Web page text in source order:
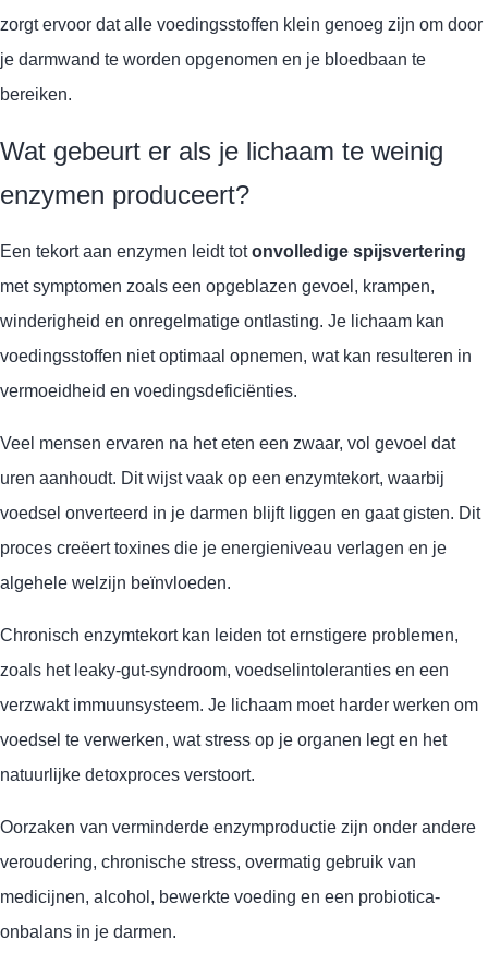
zorgt ervoor dat alle voedingsstoffen klein genoeg zijn om door
je darmwand te worden opgenomen en je bloedbaan te
bereiken.
Wat gebeurt er als je lichaam te weinig
enzymen produceert?
Een tekort aan enzymen leidt totonvolledige spijsvertering
met symptomen zoals een opgeblazen gevoel, krampen,
winderigheid en onregelmatige ontlasting. Je lichaam kan
voedingsstoffen niet optimaal opnemen, wat kan resulteren in
vermoeidheid en voedingsdeficiënties.
Veel mensen ervaren na het eten een zwaar, vol gevoel dat
uren aanhoudt. Dit wijst vaak op een enzymtekort, waarbij
voedsel onverteerd in je darmen blijft liggen en gaat gisten. Dit
proces creëert toxines die je energieniveau verlagen en je
algehele welzijn beïnvloeden.
Chronisch enzymtekort kan leiden tot ernstigere problemen,
zoals het leaky-gut-syndroom, voedselintoleranties en een
verzwakt immuunsysteem. Je lichaam moet harder werken om
voedsel te verwerken, wat stress op je organen legt en het
natuurlijke detoxproces verstoort.
Oorzaken van verminderde enzymproductie zijn onder andere
veroudering, chronische stress, overmatig gebruik van
medicijnen, alcohol, bewerkte voeding en een probiotica-
onbalans in je darmen.